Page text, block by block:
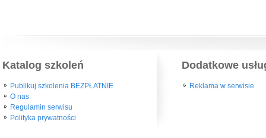
Katalog szkoleń
Publikuj szkolenia BEZPŁATNIE
O nas
Regulamin serwisu
Polityka prywatności
Dodatkowe
Reklama w serwisie